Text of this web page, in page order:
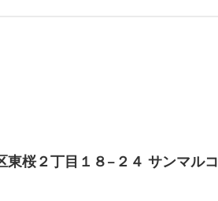
桜２丁目１８−２４ サンマルコ